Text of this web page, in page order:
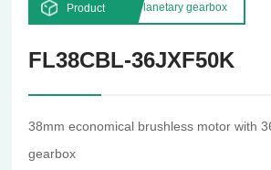
Product Planetary gearbox
FL38CBL-36JXF50K
38mm economical brushless motor with
gearbox